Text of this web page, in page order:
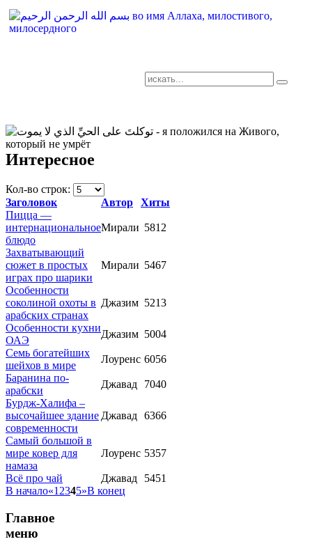
Интересное
Кол-во строк:
Заголовок
Автор
Хиты
Пицца —
интернациональное
блюдо
Мирали 5812
Захватывающий
сюжет в простых
играх про шарики
Мирали 5467
Особенности
соколиной охоты в
арабских странах
Джазим 5213
Особенности кухни
ОАЭ
Джазим 5004
Семь богатейших
шейхов в мире
Лоуренс 6056
Баранина по-
арабски
Джавад
7040
Бурдж-Халифа –
высочайшее здание
современности
Джавад 6366
Самый большой в
мире ковер для
намаза
Лоуренс 5357
Всё про чай Джавад
5451
В начало«1 2345»В конец
Главное
меню